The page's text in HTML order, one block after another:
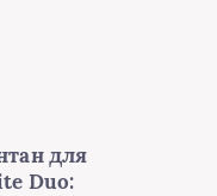
для
Duo: